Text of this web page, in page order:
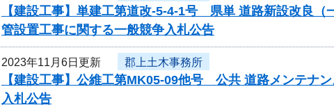
【建設工事】単建工第道改-5-4-1号 県単 道路新設改良
管設置工事に関する一般競争入札公告
2023年11月6日更新 郡上土木事務所
【建設工事】公維工第MK05-09他号 公共 道路メンテナ
入札公告